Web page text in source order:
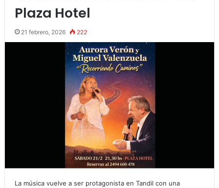
Plaza Hotel
21 febrero, 2026 222
La música vuelve a ser protagonista en Tandil con una